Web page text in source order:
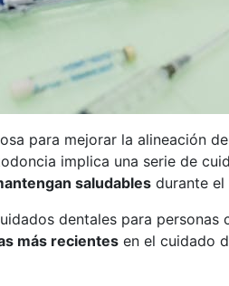
para mejorar la alineación
implica una serie de
saludables durante
dentales para personas
más recientes en el cuidado